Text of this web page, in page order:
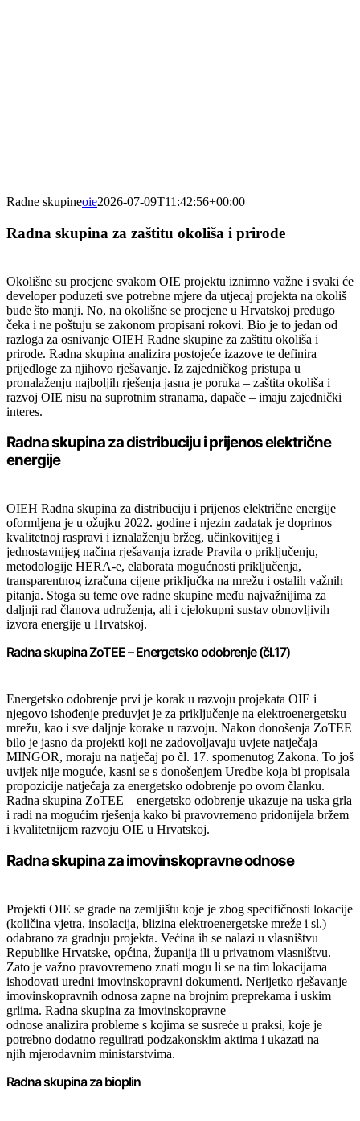
Radne skupineoie2026-07-09T11:42:56+00:00
Radna skupina za zaštitu okoliša i prirode
Okolišne su procjene svakom OIE projektu iznimno važne i svaki će
developer poduzeti sve potrebne mjere da utjecaj projekta na okoliš
bude što manji. No, na okolišne se procjene u Hrvatskoj predugo
čeka i ne poštuju se zakonom propisani rokovi. Bio je to jedan od
razloga za osnivanje OIEH Radne skupine za zaštitu okoliša i
prirode. Radna skupina analizira postojeće izazove te definira
prijedloge za njihovo rješavanje. Iz zajedničkog pristupa u
pronalaženju najboljih rješenja jasna je poruka – zaštita okoliša i
razvoj OIE nisu na suprotnim stranama, dapače – imaju zajednički
interes.
Radna skupina za distribuciju i prijenos električne
energije
OIEH Radna skupina za distribuciju i prijenos električne energije
oformljena je u ožujku 2022. godine i njezin zadatak je doprinos
kvalitetnoj raspravi i iznalaženju bržeg, učinkovitijeg i
jednostavnijeg načina rješavanja izrade Pravila o priključenju,
metodologije HERA-e, elaborata mogućnosti priključenja,
transparentnog izračuna cijene priključka na mrežu i ostalih važnih
pitanja. Stoga su teme ove radne skupine među najvažnijima za
daljnji rad članova udruženja, ali i cjelokupni sustav obnovljivih
izvora energije u Hrvatskoj.
Radna skupina ZoTEE – Energetsko odobrenje (čl.17)
Energetsko odobrenje prvi je korak u razvoju projekata OIE i
njegovo ishođenje preduvjet je za priključenje na elektroenergetsku
mrežu, kao i sve daljnje korake u razvoju. Nakon donošenja ZoTEE
bilo je jasno da projekti koji ne zadovoljavaju uvjete natječaja
MINGOR, moraju na natječaj po čl. 17. spomenutog Zakona. To još
uvijek nije moguće, kasni se s donošenjem Uredbe koja bi propisala
propozicije natječaja za energetsko odobrenje po ovom članku.
Radna skupina ZoTEE – energetsko odobrenje ukazuje na uska grla
i radi na mogućim rješenja kako bi pravovremeno pridonijela bržem
i kvalitetnijem razvoju OIE u Hrvatskoj.
Radna skupina za imovinskopravne odnose
Projekti OIE se grade na zemljištu koje je zbog specifičnosti lokacije
(količina vjetra, insolacija, blizina elektroenergetske mreže i sl.)
odabrano za gradnju projekta. Većina ih se nalazi u vlasništvu
Republike Hrvatske, općina, županija ili u privatnom vlasništvu.
Zato je važno pravovremeno znati mogu li se na tim lokacijama
ishodovati uredni imovinskopravni dokumenti. Nerijetko rješavanje
imovinskopravnih odnosa zapne na brojnim preprekama i uskim
grlima. Radna skupina za imovinskopravne
odnose analizira probleme s kojima se susreće u praksi, koje je
potrebno dodatno regulirati podzakonskim aktima i ukazati na
njih mjerodavnim ministarstvima.
Radna skupina za bioplin